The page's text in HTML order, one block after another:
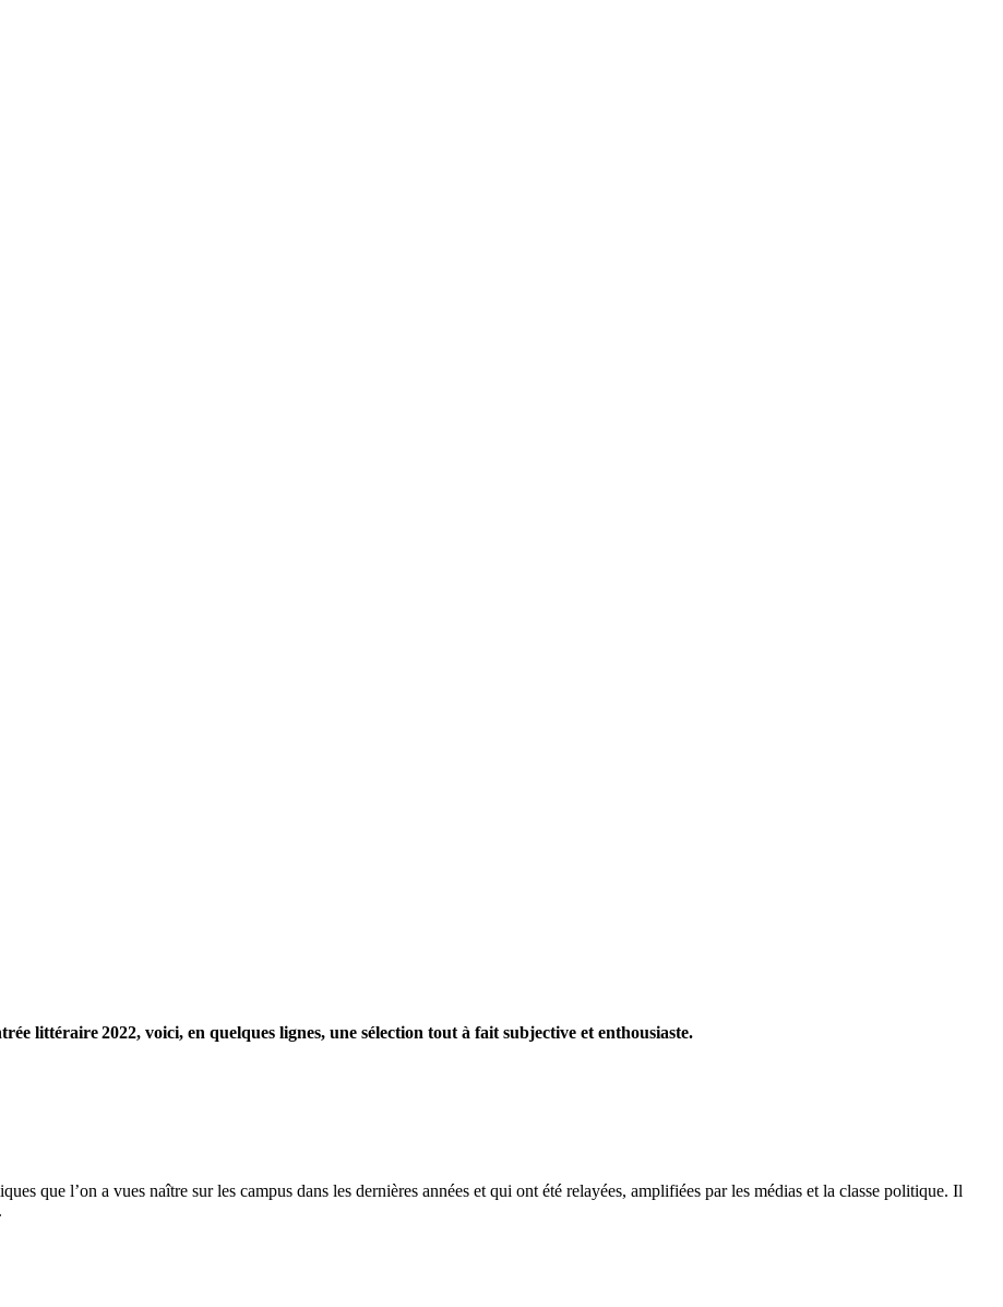
littéraire 2022, voici, en quelques lignes, une sélection tout à fait subjective et enthousiaste.
que l’on a vues naître sur les campus dans les dernières années et qui ont été relayées, amplifiées par les médias et la classe politique. Il